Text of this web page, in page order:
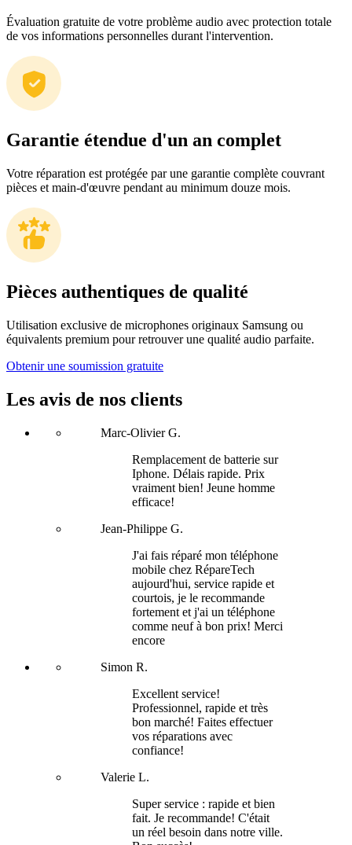
Évaluation gratuite de votre problème audio avec protection totale
de vos informations personnelles durant l'intervention.
Garantie étendue d'un an complet
Votre réparation est protégée par une garantie complète couvrant
pièces et main-d'œuvre pendant au minimum douze mois.
Pièces authentiques de qualité
Utilisation exclusive de microphones originaux Samsung ou
équivalents premium pour retrouver une qualité audio parfaite.
Obtenir une soumission gratuite
Les avis de nos clients
Marc-Olivier G.
Remplacement de batterie sur
Iphone. Délais rapide. Prix
vraiment bien! Jeune homme
efficace!
Jean-Philippe G.
J'ai fais réparé mon téléphone
mobile chez RépareTech
aujourd'hui, service rapide et
courtois, je le recommande
fortement et j'ai un téléphone
comme neuf à bon prix! Merci
encore
Simon R.
Excellent service!
Professionnel, rapide et très
bon marché! Faites effectuer
vos réparations avec
confiance!
Valerie L.
Super service : rapide et bien
fait. Je recommande! C'était
un réel besoin dans notre ville.